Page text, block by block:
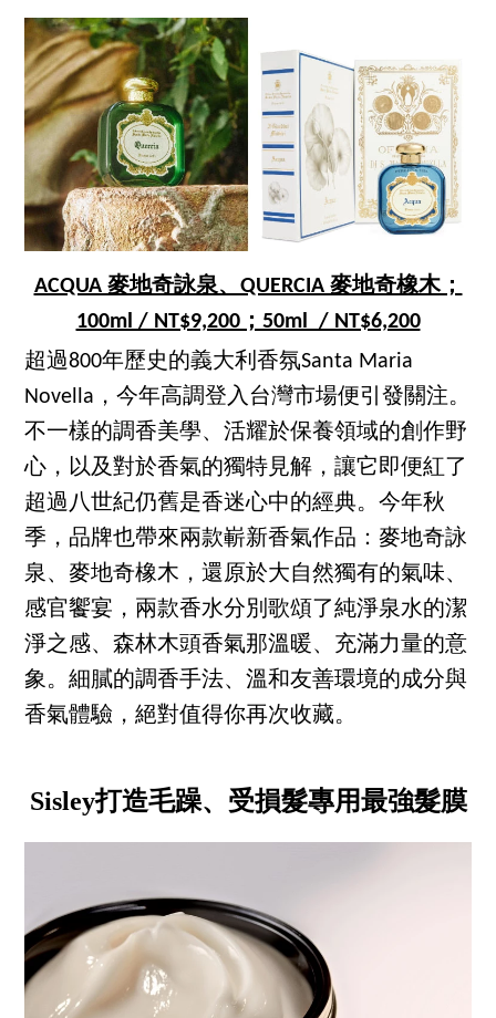
ACQUA 麥地奇詠泉、QUERCIA 麥地奇橡木；
100ml / NT$9,200；50ml / NT$6,200
超過800年歷史的義大利香氛Santa Maria
Novella，今年高調登入台灣市場便引發關注。
不一樣的調香美學、活耀於保養領域的創作野
心，以及對於香氣的獨特見解，讓它即便紅了
超過八世紀仍舊是香迷心中的經典。今年秋
季，品牌也帶來兩款嶄新香氣作品：麥地奇詠
泉、麥地奇橡木，還原於大自然獨有的氣味、
感官饗宴，兩款香水分別歌頌了純淨泉水的潔
淨之感、森林木頭香氣那溫暖、充滿力量的意
象。細膩的調香手法、溫和友善環境的成分與
香氣體驗，絕對值得你再次收藏。
Sisley打造毛躁、受損髮專用最強髮膜